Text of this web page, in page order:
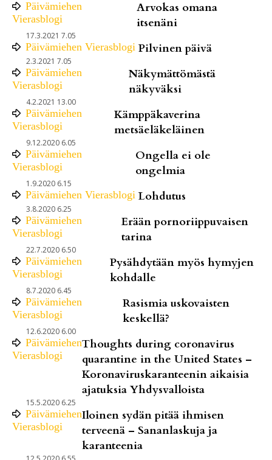
Päivämiehen
Vierasblogi
Arvokas omana
itsenäni
17.3.2021 7.05
Päivämiehen Vierasblogi Pilvinen päivä
2.3.2021 7.05
Päivämiehen
Vierasblogi
Näkymättömästä
näkyväksi
4.2.2021 13.00
Päivämiehen
Vierasblogi
Kämppäkaverina
metsäeläkeläinen
9.12.2020 6.05
Päivämiehen
Vierasblogi
Ongella ei ole
ongelmia
1.9.2020 6.15
Päivämiehen Vierasblogi Lohdutus
3.8.2020 6.25
Päivämiehen
Vierasblogi
Erään pornoriippuvaisen
tarina
22.7.2020 6.50
Päivämiehen
Vierasblogi
Pysähdytään myös hymyjen
kohdalle
8.7.2020 6.45
Päivämiehen
Vierasblogi
Rasismia uskovaisten
keskellä?
12.6.2020 6.00
Päivämiehen
Vierasblogi
Thoughts during coronavirus
quarantine in the United States –
Koronaviruskaranteenin aikaisia
ajatuksia Yhdysvalloista
15.5.2020 6.25
Päivämiehen
Vierasblogi
Iloinen sydän pitää ihmisen
terveenä – Sananlaskuja ja
karanteenia